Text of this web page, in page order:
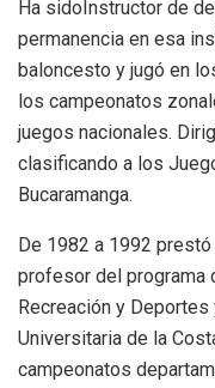
Ha sidoInstructor de
permanencia en esa
baloncesto y jugó en
los campeonatos
juegos nacionales.
clasificando a los
Bucaramanga.
De 1982 a 1992
profesor del programa
Recreación y Deportes
Universitaria de la
campeonatos